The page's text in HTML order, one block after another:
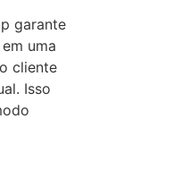
garante
uma
cliente
Isso